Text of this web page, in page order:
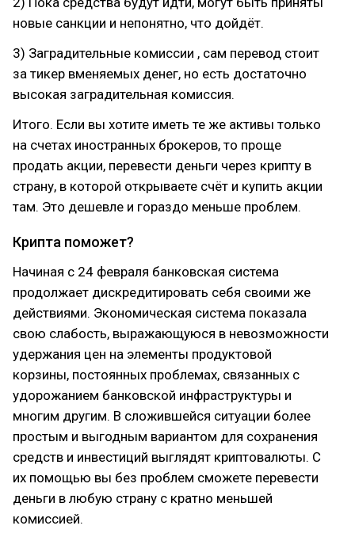
новые санкции и непонятно, что дойдёт.
3) Заградительные комиссии , сам перевод стоит
за тикер вменяемых денег, но есть достаточно
высокая заградительная комиссия.
Итого. Если вы хотите иметь те же активы только
на счетах иностранных брокеров, то проще
продать акции, перевести деньги через крипту в
страну, в которой открываете счёт и купить акции
там. Это дешевле и гораздо меньше проблем.
Крипта поможет?
Начиная с 24 февраля банковская система
продолжает дискредитировать себя своими же
действиями. Экономическая система показала
свою слабость, выражающуюся в невозможности
удержания цен на элементы продуктовой
корзины, постоянных проблемах, связанных с
удорожанием банковской инфраструктуры и
многим другим. В сложившейся ситуации более
простым и выгодным вариантом для сохранения
средств и инвестиций выглядят криптовалюты. С
их помощью вы без проблем сможете перевести
деньги в любую страну с кратно меньшей
комиссией.